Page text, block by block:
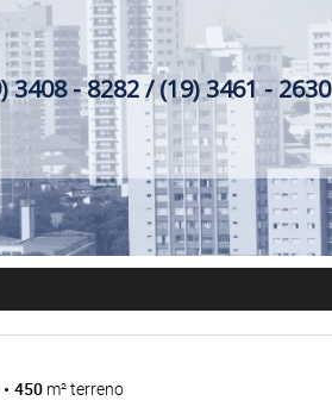
3408 - 8282 / (19) 3461 - 2630
450 m² terreno